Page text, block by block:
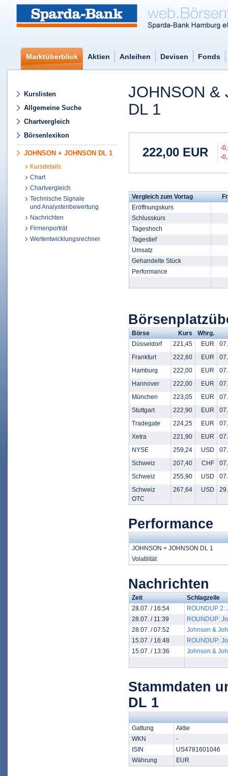
Marktüberblick Aktien Anleihen Devisen Fonds
Kurslisten
Allgemeine Suche
Chartvergleich
Börsenlexikon
JOHNSON + JOHNSON DL 1
Kursdetails
Chart
Chartvergleich
Technische Signale
und Analystenbewertung
Nachrichten
Firmenporträt
Wertentwicklungsrechner
JOHNSON &
DL 1
222,00 EUR
-
-
Vergleich zum Vortag
Eröffnungskurs
Schlusskurs
Tageshoch
Tagestief
Umsatz
Gehandelte Stück
Performance
Börse Kurs
Whrg.
Düsseldorf
221,45 EUR
Frankfurt
222,60 EUR
Hamburg
222,00 EUR
Hannover
222,00 EUR
München
223,05 EUR
Stuttgart
222,90 EUR
Tradegate
224,25 EUR
Xetra
221,90 EUR
NYSE
259,24 USD
Schweiz
207,40 CHF
Schweiz
255,90 USD
Schweiz
OTC
267,64 USD
Performance
JOHNSON + JOHNSON DL 1
Volatilität
Nachrichten
Zeit
Schlagzeile
28.07. / 16:54
ROUNDUP
28.07. / 11:39
ROUNDUP:
28.07. / 07:52
Johnson &
15.07. / 16:48
ROUNDUP:
15.07. / 13:36
Johnson &
Stammdaten
DL 1
Gattung
Aktie
WKN
-
ISIN
US4781601046
Währung
EUR